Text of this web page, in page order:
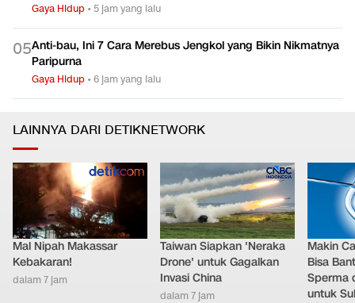
Gaya Hidup • 5 jam yang lalu
05Anti-bau, Ini 7 Cara Merebus Jengkol yang Bikin Nikmatnya
Paripurna
Gaya Hidup •6 jam yang lalu
LAINNYA DARI DETIKNETWORK
Mal Nipah Makassar
Kebakaran!
dalam 7 jam
Taiwan Siapkan 'Neraka
Drone' untuk Gagalkan
Invasi China
dalam 7 jam
Makin
Bisa
Sperma
untuk